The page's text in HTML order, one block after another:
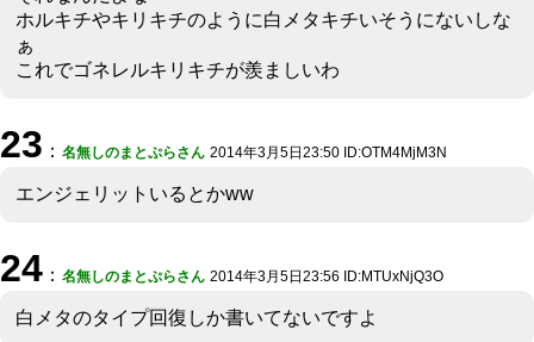
ホルキチやキリキチのように白メタキチいそうにないしな
ぁ
これでゴネレルキリキチが羨ましいわ
23 ： 名無しのまとぷらさん 2014年3月5日23:50 ID:OTM4MjM3N
エンジェリットいるとかww
24 ： 名無しのまとぷらさん 2014年3月5日23:56 ID:MTUxNjQ3O
白メタのタイプ回復しか書いてないですよ